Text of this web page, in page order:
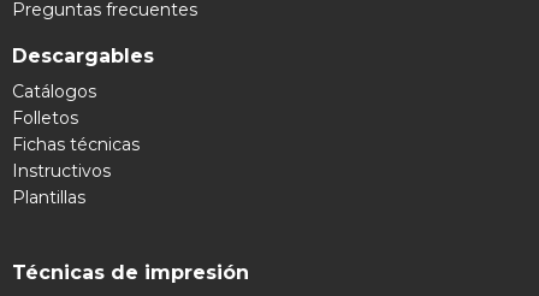
Preguntas frecuentes
Descargables
Catálogos
Folletos
Fichas técnicas
Instructivos
Plantillas
Técnicas de impresión